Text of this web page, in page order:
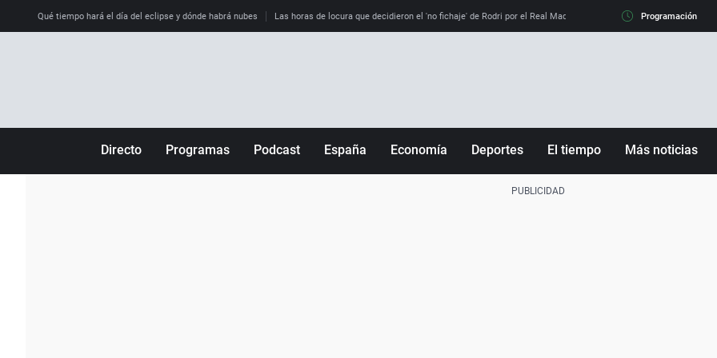
Qué tiempo hará el día del eclipse y dónde habrá nubes Las horas de locura que decidieron el 'no fichaje' de Rodri por el Real Madrid y su 'sí' al Barça La llamada
Programación
Directo Programas Podcast España Economía Deportes El tiempo Más noticias